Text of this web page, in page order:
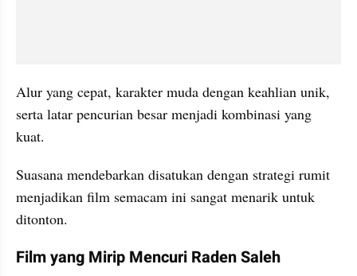
Alur yang cepat, karakter muda dengan keahlian unik,
serta latar pencurian besar menjadi kombinasi yang
kuat.
Suasana mendebarkan disatukan dengan strategi rumit
menjadikan film semacam ini sangat menarik untuk
ditonton.
Film yang Mirip Mencuri Raden Saleh